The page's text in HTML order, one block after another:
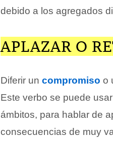
debido a los agregados
APLAZAR O
Diferir un compromiso o
Este verbo se puede
ámbitos, para hablar de
consecuencias de muy